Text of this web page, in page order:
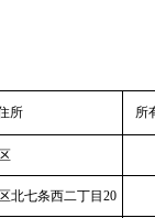
所 所
北七条西二丁目20